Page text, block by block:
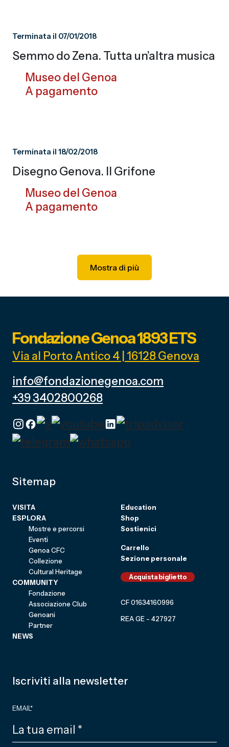
Terminata il 07/01/2018
Semmo do Zena. Tutta un’altra musica
Museo del Genoa
A pagamento
Terminata il 18/02/2018
Disegno Genova. Il Grifone
Museo del Genoa
A pagamento
Mostra di più
Fondazione Genoa 1893 ETS
Via al Porto Antico 4 | 16128 Genova
info@fondazionegenoa.com
+39 3402800268
Sitemap
VISITA
ESPLORA
Mostre e percorsi
Eventi
Genoa CFC
Collezione
Cultural Heritage
COMMUNITY
Fondazione
Associazione Club
Genoani
Partner
NEWS
Education
Shop
Sostienici
Carrello
Sezione personale
Acquista biglietto
CF 01634160996
REA GE - 427927
Iscriviti alla newsletter
EMAIL*